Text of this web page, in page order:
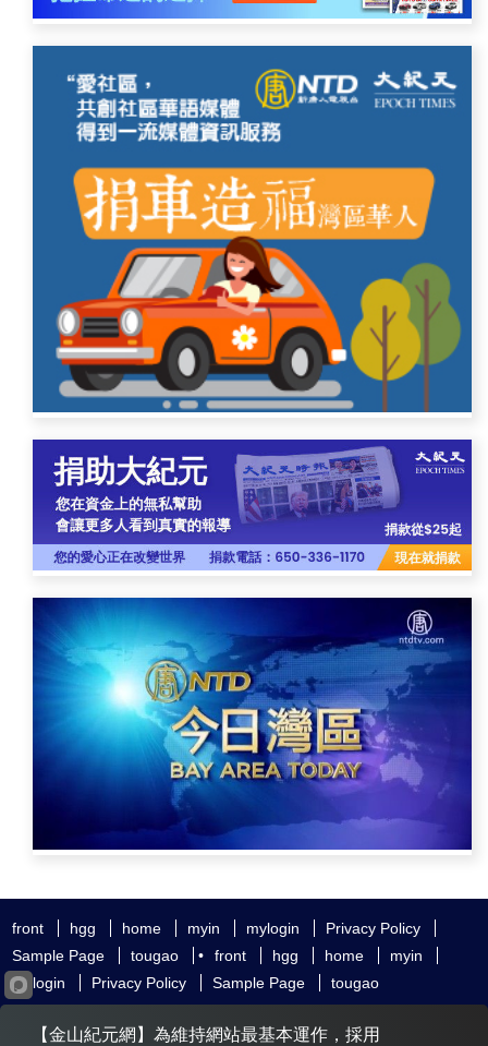
front hgg home myin mylogin
Privacy Policy
Sample Page
tougao • front hgg home
myin
mylogin
Privacy Policy Sample Page tougao
友好鏈接 追查國際 新唐人電視
神韻藝術團
【金山紀元網】為維持網站最基本運作，採用